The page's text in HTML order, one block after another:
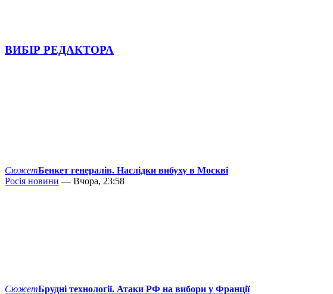
ВИБІР РЕДАКТОРА
СюжетБенкет генералів. Наслідки вибуху в Москві
Росія новини — Вчора, 23:58
СюжетБрудні технології. Атаки РФ на вибори у Франції